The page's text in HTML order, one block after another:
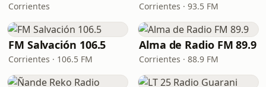
Corrientes Corrientes · 93.5 FM
FM Salvación 106.5
Corrientes · 106.5 FM
Alma de Radio FM 89.9
Corrientes · 88.9 FM